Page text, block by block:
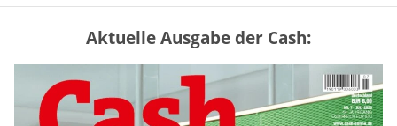
Mütterrente III Tabelle: So viel Renten-
Nachzahlung ist pro Kind möglich
mehr
Aktuelle Ausgabe der Cash: